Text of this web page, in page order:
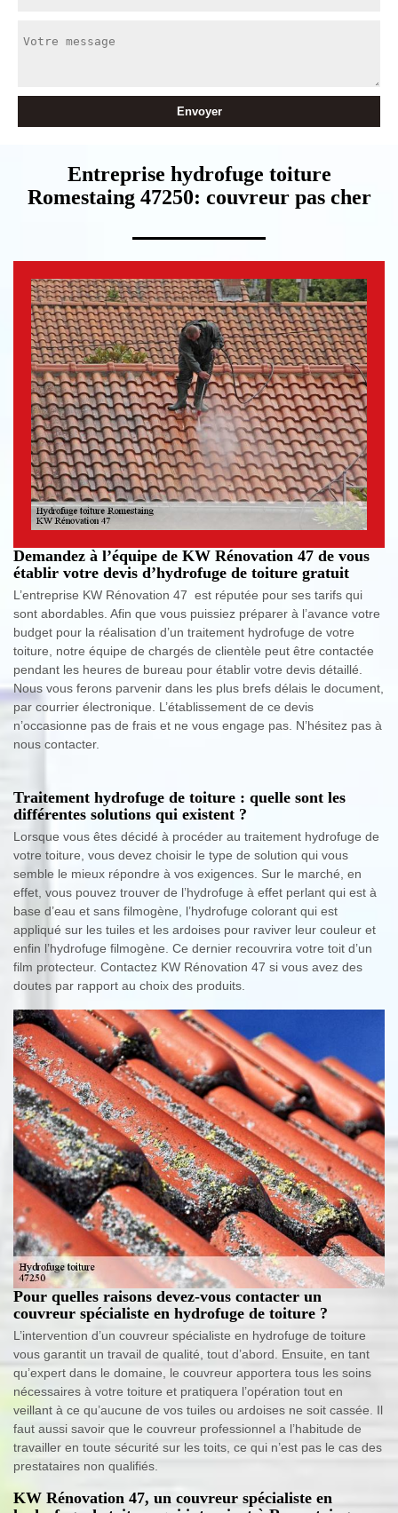
Entreprise hydrofuge toiture
Romestaing 47250: couvreur pas cher
Demandez à l’équipe de KW Rénovation 47 de vous
établir votre devis d’hydrofuge de toiture gratuit
L’entreprise KW Rénovation 47 est réputée pour ses tarifs qui
sont abordables. Afin que vous puissiez préparer à l’avance votre
budget pour la réalisation d’un traitement hydrofuge de votre
toiture, notre équipe de chargés de clientèle peut être contactée
pendant les heures de bureau pour établir votre devis détaillé.
Nous vous ferons parvenir dans les plus brefs délais le document,
par courrier électronique. L’établissement de ce devis
n’occasionne pas de frais et ne vous engage pas. N’hésitez pas à
nous contacter.
Traitement hydrofuge de toiture : quelle sont les
différentes solutions qui existent ?
Lorsque vous êtes décidé à procéder au traitement hydrofuge de
votre toiture, vous devez choisir le type de solution qui vous
semble le mieux répondre à vos exigences. Sur le marché, en
effet, vous pouvez trouver de l’hydrofuge à effet perlant qui est à
base d’eau et sans filmogène, l’hydrofuge colorant qui est
appliqué sur les tuiles et les ardoises pour raviver leur couleur et
enfin l’hydrofuge filmogène. Ce dernier recouvrira votre toit d’un
film protecteur. Contactez KW Rénovation 47 si vous avez des
doutes par rapport au choix des produits.
Pour quelles raisons devez-vous contacter un
couvreur spécialiste en hydrofuge de toiture ?
L’intervention d’un couvreur spécialiste en hydrofuge de toiture
vous garantit un travail de qualité, tout d’abord. Ensuite, en tant
qu’expert dans le domaine, le couvreur apportera tous les soins
nécessaires à votre toiture et pratiquera l’opération tout en
veillant à ce qu’aucune de vos tuiles ou ardoises ne soit cassée. Il
faut aussi savoir que le couvreur professionnel a l’habitude de
travailler en toute sécurité sur les toits, ce qui n’est pas le cas des
prestataires non qualifiés.
KW Rénovation 47, un couvreur spécialiste en